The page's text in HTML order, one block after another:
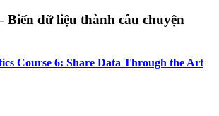
Biến dữ liệu thành câu chuyện
Course 6: Share Data Through the Art